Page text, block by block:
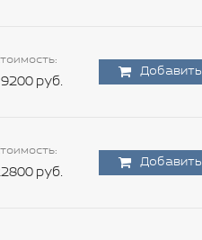
руб.
Добавить
руб.
Добавить